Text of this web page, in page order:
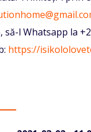
să-l Whatsapp la
https://